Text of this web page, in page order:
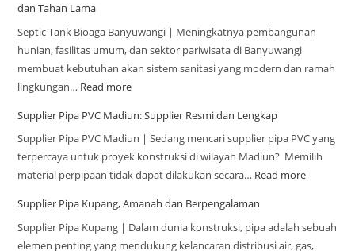
dan Tahan Lama
Septic Tank Bioaga Banyuwangi | Meningkatnya pembangunan
hunian, fasilitas umum, dan sektor pariwisata di Banyuwangi
membuat kebutuhan akan sistem sanitasi yang modern dan ramah
lingkungan… Read more
Supplier Pipa PVC Madiun: Supplier Resmi dan Lengkap
Supplier Pipa PVC Madiun | Sedang mencari supplier pipa PVC yang
terpercaya untuk proyek konstruksi di wilayah Madiun? Memilih
material perpipaan tidak dapat dilakukan secara… Read more
Supplier Pipa Kupang, Amanah dan Berpengalaman
Supplier Pipa Kupang | Dalam dunia konstruksi, pipa adalah sebuah
elemen penting yang mendukung kelancaran distribusi air, gas,